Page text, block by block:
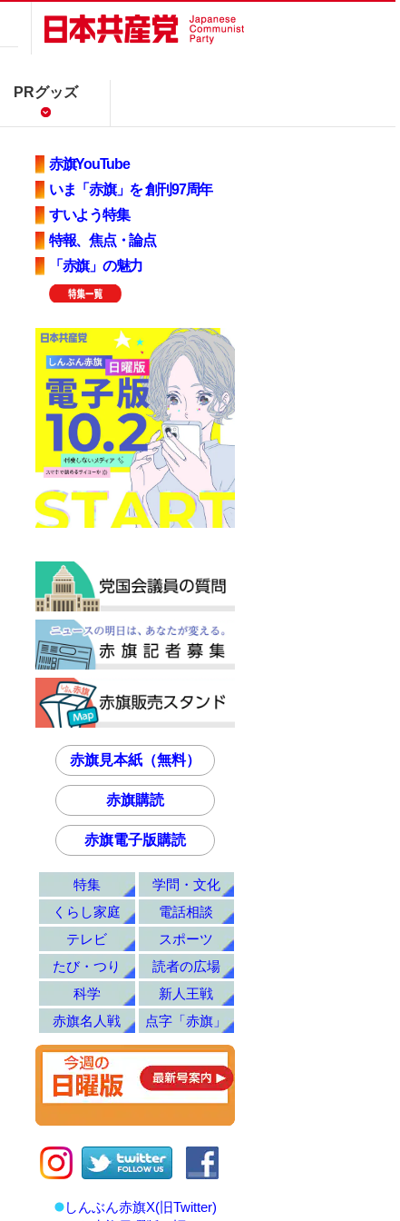
PRグッズ
赤旗YouTube
いま「赤旗」を 創刊97周年
すいよう特集
特報、焦点・論点
「赤旗」の魅力
赤旗見本紙（無料）
赤旗購読
赤旗電子版購読
特集
学問・文化
くらし家庭
電話相談
テレビ
スポーツ
たび・つり
読者の広場
科学
新人王戦
赤旗名人戦
点字「赤旗」
しんぶん赤旗X(旧Twitter)